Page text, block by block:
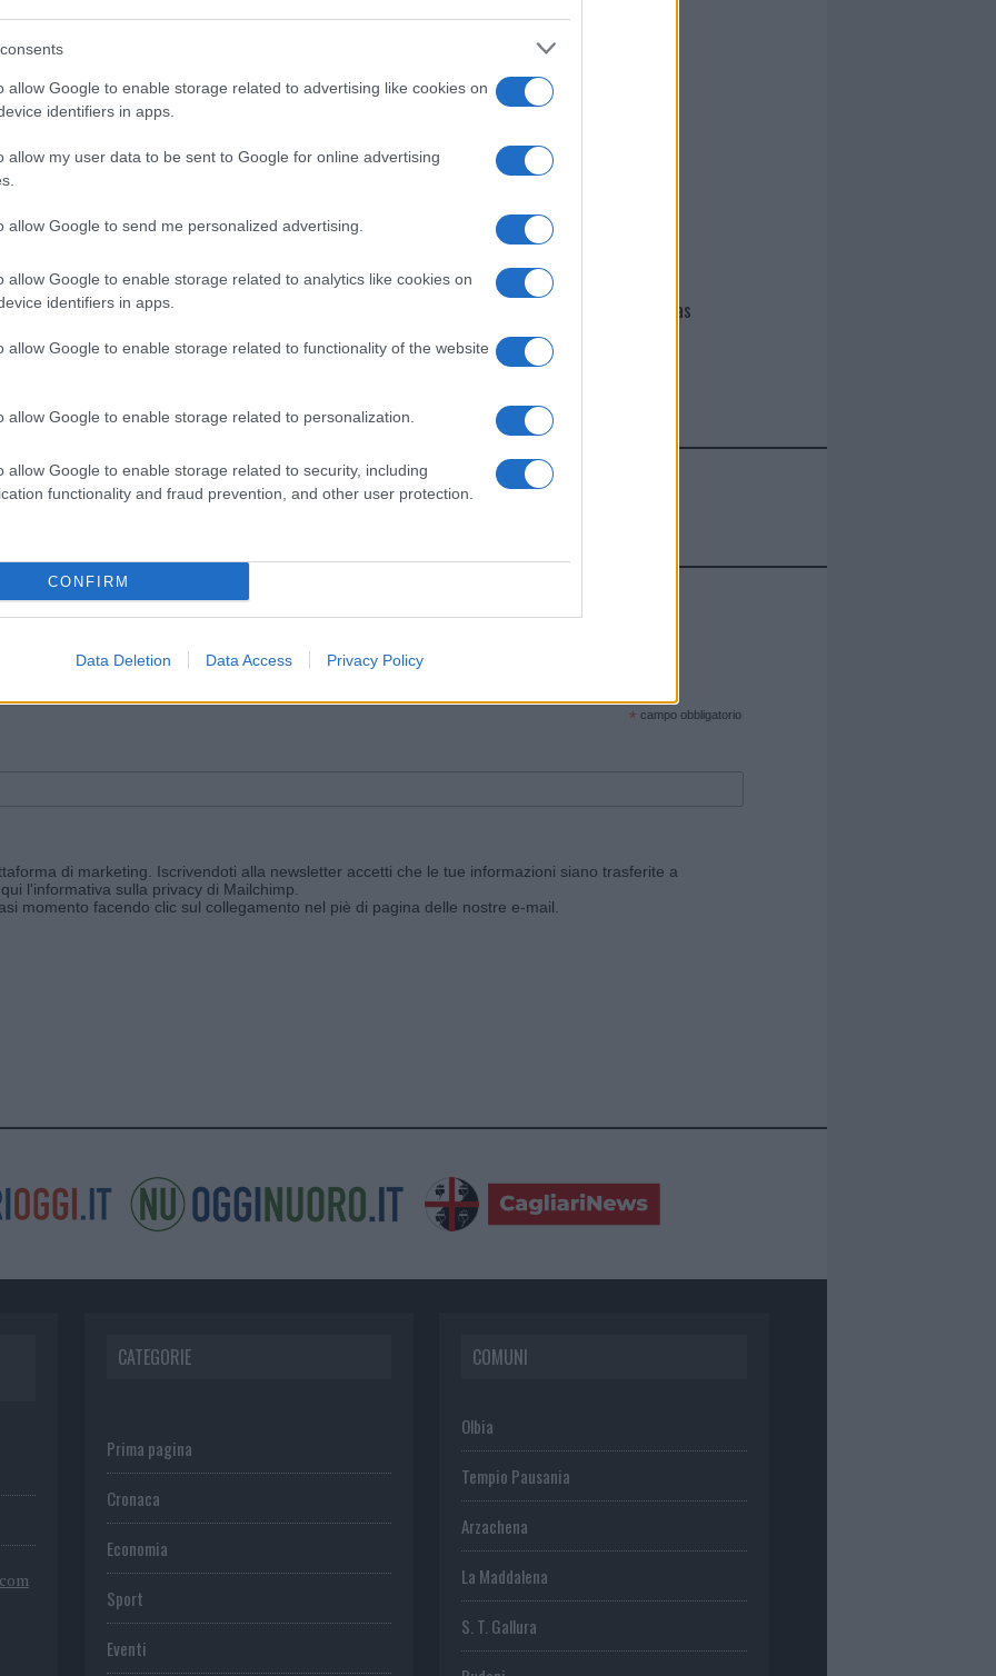
allow Google to enable storage related to advertising like cookies on
identifiers in apps.
allow my user data to be sent to Google for online advertising
allow Google to send me personalized advertising.
allow Google to enable storage related to analytics like cookies on
identifiers in apps.
allow Google to enable storage related to functionality of the website
allow Google to enable storage related to personalization.
allow Google to enable storage related to security, including
functionality and fraud prevention, and other user protection.
CONFIRM
Data Deletion Data Access Privacy Policy
I nostri cari
I nostri cari
Giovannimaria Cabras
Invia un Comunicato Stampa|Pubblicità|Segnala
e ricevi le nostre email periodiche contenenti le ultime notizie pubblicate sul sito web!
* campo obbligatorio
di marketing. Iscrivendoti alla newsletter accetti che le tue informazioni siano trasferite a
l'informativa sulla privacy di Mailchimp
momento facendo clic sul collegamento nel piè di pagina delle nostre e-mail.
CATEGORIE
Prima pagina
Cronaca
Economia
Sport
Eventi
COMUNI
Olbia
Tempio Pausania
Arzachena
La Maddalena
S. T. Gallura